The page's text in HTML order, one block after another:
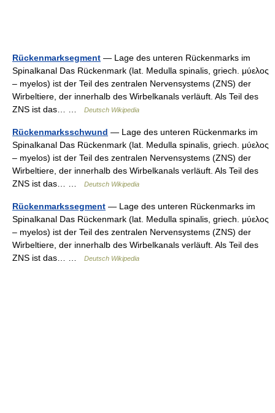
Rückenmarksegment — Lage des unteren Rückenmarks im
Spinalkanal Das Rückenmark (lat. Medulla spinalis, griech. μύελος
– myelos) ist der Teil des zentralen Nervensystems (ZNS) der
Wirbeltiere, der innerhalb des Wirbelkanals verläuft. Als Teil des
ZNS ist das… …
Deutsch Wikipedia
Rückenmarksschwund — Lage des unteren Rückenmarks im
Spinalkanal Das Rückenmark (lat. Medulla spinalis, griech. μύελος
– myelos) ist der Teil des zentralen Nervensystems (ZNS) der
Wirbeltiere, der innerhalb des Wirbelkanals verläuft. Als Teil des
ZNS ist das… …
Deutsch Wikipedia
Rückenmarkssegment — Lage des unteren Rückenmarks im
Spinalkanal Das Rückenmark (lat. Medulla spinalis, griech. μύελος
– myelos) ist der Teil des zentralen Nervensystems (ZNS) der
Wirbeltiere, der innerhalb des Wirbelkanals verläuft. Als Teil des
ZNS ist das… …
Deutsch Wikipedia